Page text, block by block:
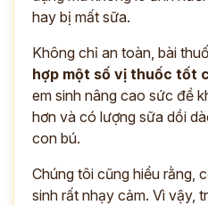
hay bị mất sữa.
Không chỉ an toàn, bài
hợp một số vị thuốc tốt
em sinh nâng cao sức đề
hơn và có lượng sữa dồi
con bú.
Chúng tôi cũng hiểu rằng,
sinh rất nhạy cảm. Vì vậy,